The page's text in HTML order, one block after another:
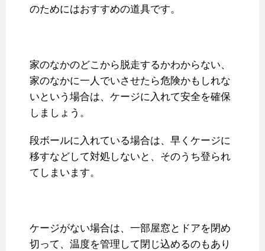
のためにはおすすめの道具です。
家のなかのどこから脱走するかわからない、
家のなかに一人でいさせたら危険かもしれな
いという場合は、ケージに入れて安全を確保
しましょう。
段ボールに入れている場合は、早くケージに
移すなどして対処しないと、そのうち登られ
てしまいます。
ケージがない場合は、一部屋窓とドアを閉め
切って、温度を管理して閉じ込めるのもあり